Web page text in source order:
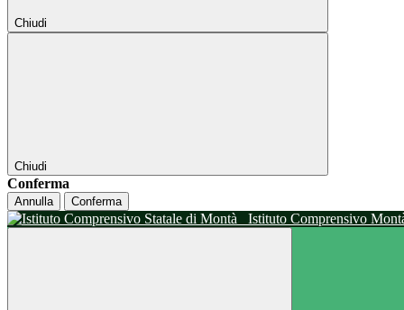
Chiudi
Chiudi
Conferma
Annulla Conferma
Istituto Comprensivo